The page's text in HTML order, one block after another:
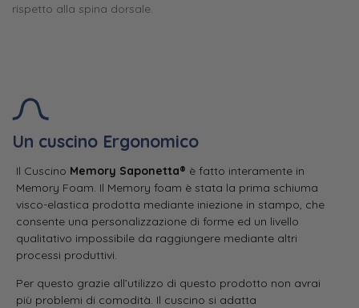
rispetto alla spina dorsale.
Un cuscino Ergonomico
Il Cuscino Memory Saponetta® è fatto interamente in
Memory Foam. Il Memory foam è stata la prima schiuma
visco-elastica prodotta mediante iniezione in stampo, che
consente una personalizzazione di forme ed un livello
qualitativo impossibile da raggiungere mediante altri
processi produttivi.
Per questo grazie all’utilizzo di questo prodotto non avrai
più problemi di comodità. Il cuscino si adatta